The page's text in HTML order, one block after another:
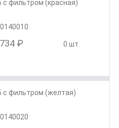
с фильтром (красная)
734 ₽ 0 шт.
с фильтром (желтая)